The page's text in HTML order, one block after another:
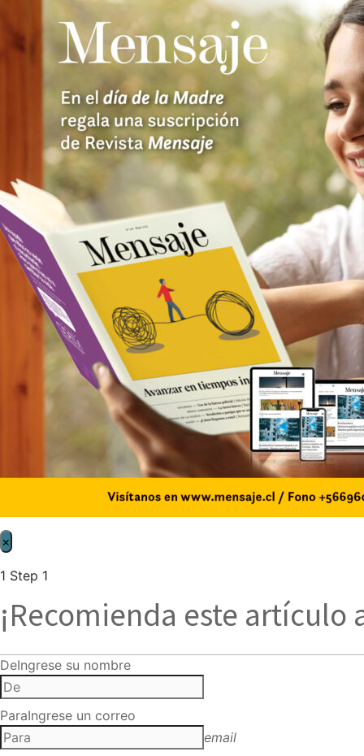
×
1 Step 1
¡Recomienda este artículo
DeIngrese su nombre
ParaIngrese un correo
email